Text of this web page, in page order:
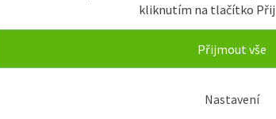
kliknutím na tlačítko
Přijmout vše
Nastavení